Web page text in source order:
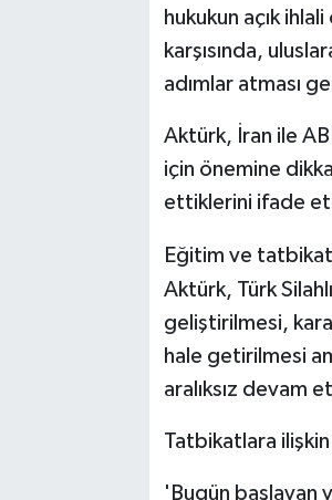
hukukun açık
karşısında,
adımlar atması
Aktürk, İran ile
için önemine
ettiklerini ifade
Eğitim ve
Aktürk, Türk
geliştirilmesi,
hale getirilmesi
aralıksız devam
Tatbikatlara
'Bugün başlayan